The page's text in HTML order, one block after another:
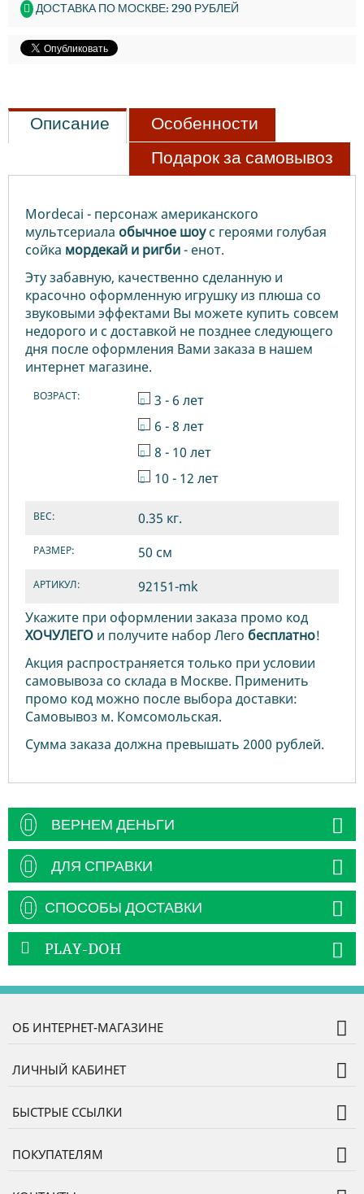
ДОСТАВКА ПО МОСКВЕ: 290 РУБЛЕЙ
Описание
Особенности
Подарок за самовывоз
Mordecai - персонаж американского
мультсериала обычное шоу с героями голубая
сойка мордекай и ригби- енот.
Эту забавную, качественно сделанную и
красочно оформленную игрушку из плюша со
звуковыми эффектами Вы можете купить совсем
недорого и с доставкой не позднее следующего
дня после оформления Вами заказа в нашем
интернет магазине.
ВОЗРАСТ:
3 - 6 лет
6 - 8 лет
8 - 10 лет
10 - 12 лет
ВЕС: 0.35 кг.
РАЗМЕР: 50 см
АРТИКУЛ:
92151-mk
Укажите при оформлении заказа промо код
ХОЧУЛЕГО и получите набор Лего бесплатно!
Акция распространяется только при условии
самовывоза со склада в Москве. Применить
промо код можно после выбора доставки:
Самовывоз м. Комсомольская.
Сумма заказа должна превышать 2000 рублей.
ВЕРНЕМ ДЕНЬГИ
ДЛЯ СПРАВКИ
СПОСОБЫ ДОСТАВКИ
PLAY-DOH
ОБ ИНТЕРНЕТ-МАГАЗИНЕ
ЛИЧНЫЙ КАБИНЕТ
БЫСТРЫЕ ССЫЛКИ
ПОКУПАТЕЛЯМ